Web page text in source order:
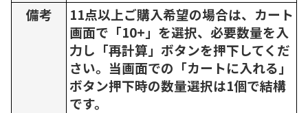
備考
11点以上ご購入希望の場合は、カート
画面で「10+」を選択、必要数量を入
力し「再計算」ボタンを押下してくだ
さい。当画面での「カートに入れる」
ボタン押下時の数量選択は1個で結構
です。